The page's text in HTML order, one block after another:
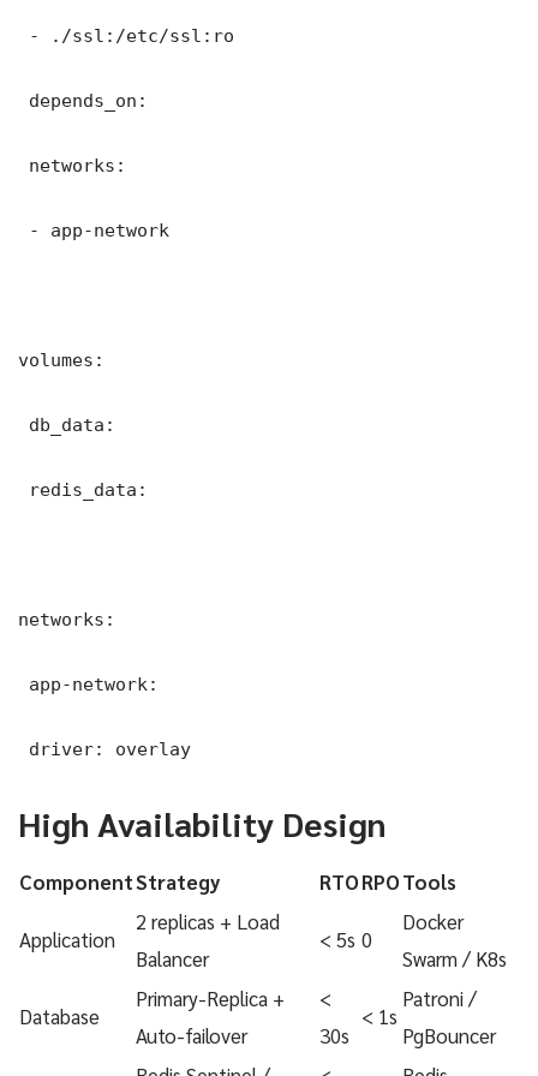
- ./ssl:/etc/ssl:ro
depends_on:
networks:
- app-network
volumes:
db_data:
redis_data:
networks:
app-network:
driver: overlay
High Availability Design
ComponentStrategy RTORPOTools
Application
2 replicas + Load
Balancer
< 5s 0
Docker
Swarm / K8s
Database
Primary-Replica +
Auto-failover
<
30s
< 1s
Patroni /
PgBouncer